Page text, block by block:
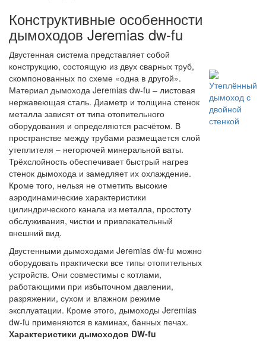
Конструктивные особенности
дымоходов Jeremias dw-fu
Двустенная система представляет собой
конструкцию, состоящую из двух сварных труб,
скомпонованных по схеме «одна в другой».
Материал дымохода Jeremias dw-fu – листовая
нержавеющая сталь. Диаметр и толщина стенок
металла зависят от типа отопительного
оборудования и определяются расчётом. В
пространстве между трубами размещается слой
утеплителя – негорючей минеральной ваты.
Трёхслойность обеспечивает быстрый нагрев
стенок дымохода и замедляет их охлаждение.
Кроме того, нельзя не отметить высокие
аэродинамические характеристики
цилиндрического канала из металла, простоту
обслуживания, чистки и привлекательный
внешний вид.
Двустенными дымоходами Jeremias dw-fu можно
оборудовать практически все типы отопительных
устройств. Они совместимы с котлами,
работающими при избыточном давлении,
разряжении, сухом и влажном режиме
эксплуатации. Кроме этого, дымоходы Jeremias
dw-fu применяются в каминах, банных печах.
Характеристики дымоходов DW-fu